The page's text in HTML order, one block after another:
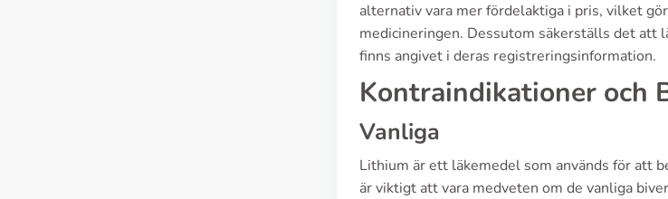
alternativ vara mer fördelaktiga i pris, vilket
medicineringen. Dessutom säkerställs det att
finns angivet i deras registreringsinformation.
Kontraindikationer och
Vanliga
Lithium är ett läkemedel som används för att
är viktigt att vara medveten om de vanliga